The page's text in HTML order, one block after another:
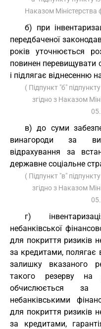
Наказом Міністерства
б) при
передбаченої
років уточнюється
повинен перевищувати
і підлягає віднесенню
( Підпункт "б"
згідно з Наказом
в) до суми
винагороди за
відрахування за
державне соціальне
( Підпункт "в"
згідно з Наказом
г)
небанківської
для покриття ризиків
за кредитами, полягає
залишку вказаного
такого резерву на
обчислюється за
небанківськими
для покриття ризиків
за кредитами,